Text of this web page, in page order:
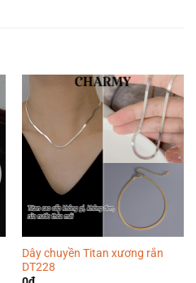
Dây chuyền Titan xương rắn
DT228